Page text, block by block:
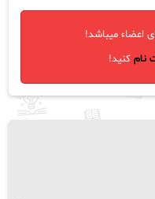
اعضاء میباشد!
نام کنید!